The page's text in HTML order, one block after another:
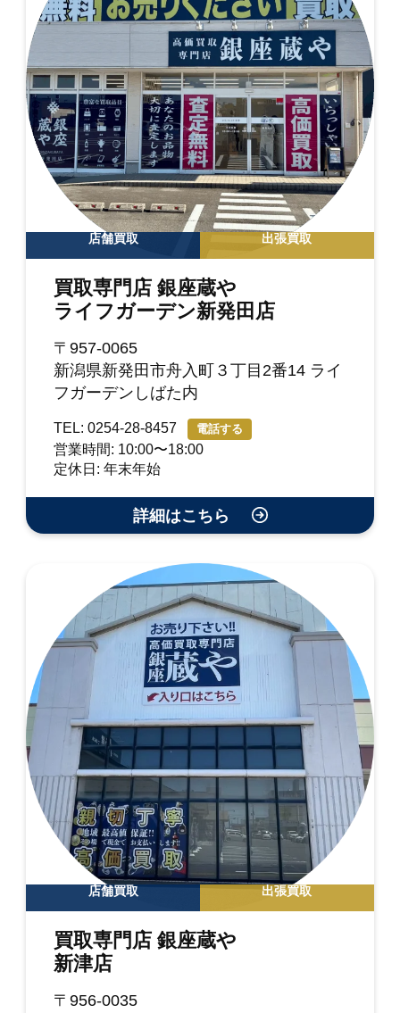
店舗買取 出張買取
買取専門店 銀座蔵や
ライフガーデン新発田店
〒957-0065
新潟県新発田市舟入町３丁目2番14 ライ
フガーデンしばた内
TEL: 0254-28-8457 電話する
営業時間: 10:00〜18:00
定休日: 年末年始
詳細はこちら
店舗買取 出張買取
買取専門店 銀座蔵や
新津店
〒956-0035